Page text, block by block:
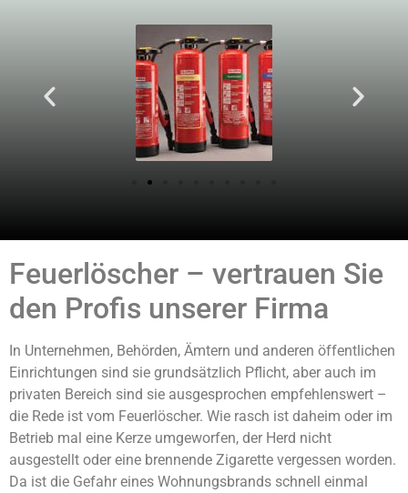
Feuerlöscher – vertrauen Sie
den Profis unserer Firma
In Unternehmen, Behörden, Ämtern und anderen öffentlichen
Einrichtungen sind sie grundsätzlich Pflicht, aber auch im
privaten Bereich sind sie ausgesprochen empfehlenswert –
die Rede ist vom Feuerlöscher. Wie rasch ist daheim oder im
Betrieb mal eine Kerze umgeworfen, der Herd nicht
ausgestellt oder eine brennende Zigarette vergessen worden.
Da ist die Gefahr eines Wohnungsbrands schnell einmal